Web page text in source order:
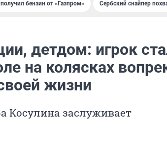
бензин от «Газпром» Сербский снайпер
детдом: игрок
на колясках
жизни
Косулина заслуживает